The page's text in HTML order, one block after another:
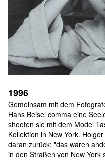
1996
Gemeinsam mit dem
Hans Beisel comma eine
shooten sie mit dem Model
Kollektion in New York.
daran zurück: "das waren
in den Straßen von New York